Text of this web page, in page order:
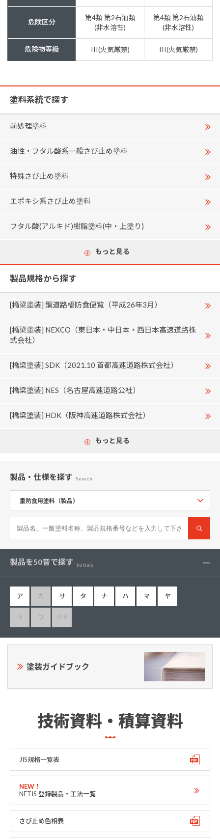
危険区分
第4類 第2石油類
(非水溶性)
第4類 第2石油類
(非水溶性)
危険物等級 III(火気厳禁) III(火気厳禁)
塗料系統で探す
前処理塗料
油性・フタル酸系一般さび止め塗料
特殊さび止め塗料
エポキシ系さび止め塗料
フタル酸(アルキド)樹脂塗料(中・上塗り)
もっと見る
製品規格から探す
[橋梁塗装] 鋼道路橋防食便覧（平成26年3月）
[橋梁塗装] NEXCO（東日本・中日本・西日本高速道路株
式会社）
[橋梁塗装] SDK（2021.10 首都高速道路株式会社）
[橋梁塗装] NES（名古屋高速道路公社）
[橋梁塗装] HDK（阪神高速道路株式会社）
もっと見る
製品・仕様を探す Search
製品を50音で探す Initials
ア カ サ タ ナ ハ マ ヤ
ラ ワ 0-9
塗装ガイドブック
技術資料・積算資料
JIS規格一覧表
NETIS 登録製品・工法一覧
さび止め色相表